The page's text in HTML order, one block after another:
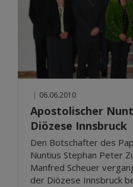
| 06.06.2010
Apostolischer
Diözese Innsbruck
Den Botschafter des
Nuntius Stephan Peter
Manfred Scheuer
der Diözese Innsbruck